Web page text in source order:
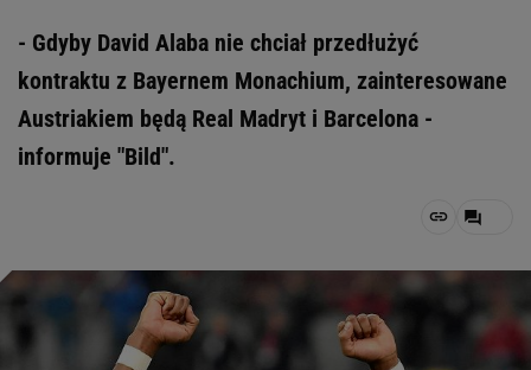
- Gdyby David Alaba nie chciał przedłużyć
kontraktu z Bayernem Monachium, zainteresowane
Austriakiem będą Real Madryt i Barcelona -
informuje "Bild".